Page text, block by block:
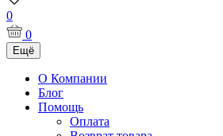
0
0
Ещё
О Компании
Блог
Помощь
Оплата